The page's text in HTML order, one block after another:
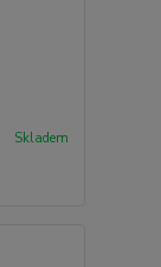
Skladem